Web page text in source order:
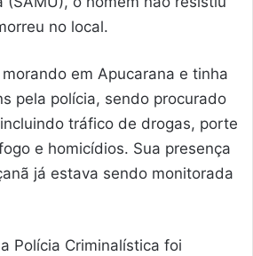
no local.
em Apucarana e tinha
pela polícia, sendo procurado
tráfico de drogas, porte
e homicídios. Sua presença
já estava sendo monitorada
Polícia Criminalística foi